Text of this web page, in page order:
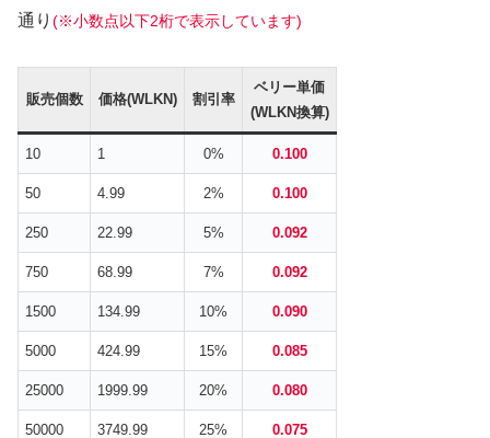
通り (※小数点以下2桁で表示しています)
販売個数 価格(WLKN) 割引率
ベリー単価
(WLKN換算)
10 1 0% 0.100
50 4.99 2% 0.100
250 22.99 5% 0.092
750 68.99 7% 0.092
1500 134.99 10% 0.090
5000 424.99 15% 0.085
25000 1999.99 20% 0.080
50000 3749.99 25% 0.075